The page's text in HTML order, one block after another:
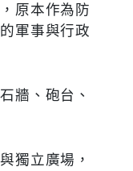
原本作為防
軍事與行政
牆、砲台、
獨立廣場，